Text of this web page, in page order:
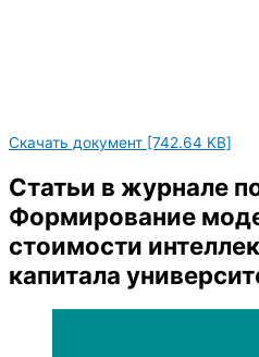
Скачать документ [742.64 KB]
Статьи в журнале
Формирование
стоимости
капитала